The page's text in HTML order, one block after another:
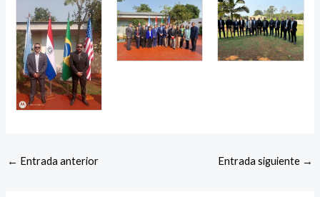
← Entrada anterior Entrada siguiente →